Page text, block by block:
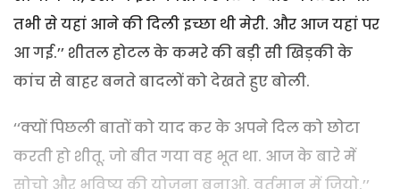
तभी से यहां आने की दिली इच्छा थी मेरी. और आज यहां पर
आ गई.’’ शीतल होटल के कमरे की बड़ी सी खिड़की के
कांच से बाहर बनते बादलों को देखते हुए बोली.
‘‘क्यों पिछली बातों को याद कर के अपने दिल को छोटा
करती हो शीतू. जो बीत गया वह भूत था. आज के बारे में
सोचो और भविष्य की योजना बनाओ. वर्तमान में जियो.’’